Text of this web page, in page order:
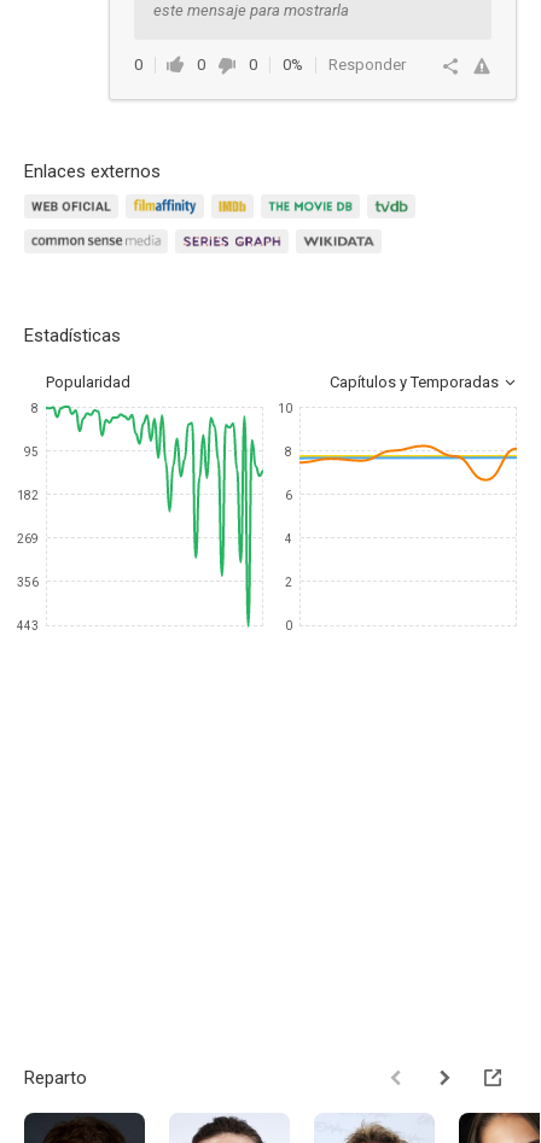
este mensaje para mostrarla
0 0 0 0% Responder
Enlaces externos
Estadísticas
Popularidad Capítulos y Temporadas
8
95
182
269
356
443
10
8
6
4
2
0
Reparto